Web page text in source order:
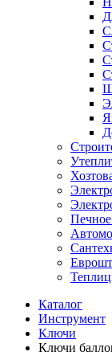
Каталог
Инструмент
Ключи
Ключи